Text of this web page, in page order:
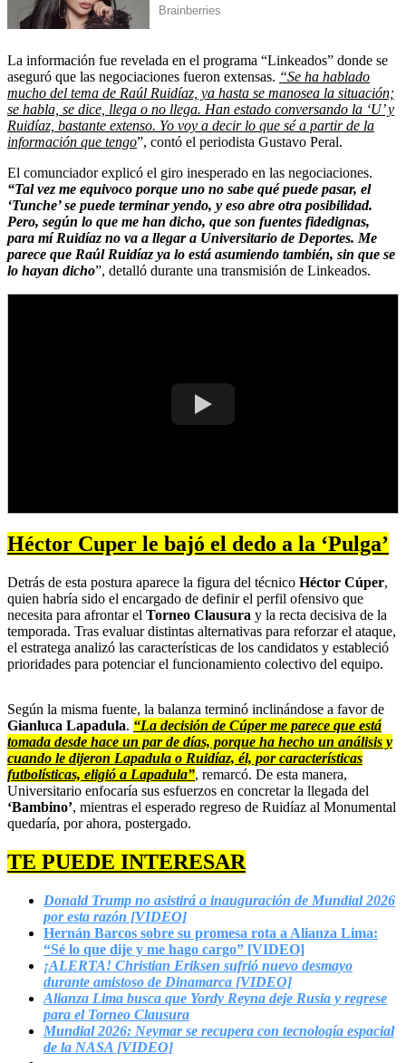
La información fue revelada en el programa “Linkeados” donde se
aseguró que las negociaciones fueron extensas. “Se ha hablado
mucho del tema de Raúl Ruidíaz, ya hasta se manosea la situación;
se habla, se dice, llega o no llega. Han estado conversando la ‘U’ y
Ruidíaz, bastante extenso. Yo voy a decir lo que sé a partir de la
información que tengo”, contó el periodista Gustavo Peral.
El comunciador explicó el giro inesperado en las negociaciones.
“Tal vez me equivoco porque uno no sabe qué puede pasar, el
‘Tunche’ se puede terminar yendo, y eso abre otra posibilidad.
Pero, según lo que me han dicho, que son fuentes fidedignas,
para mí Ruidíaz no va a llegar a Universitario de Deportes. Me
parece que Raúl Ruidíaz ya lo está asumiendo también, sin que se
lo hayan dicho”, detalló durante una transmisión de Linkeados.
Héctor Cuper le bajó el dedo a la ‘Pulga’
Detrás de esta postura aparece la figura del técnico Héctor Cúper,
quien habría sido el encargado de definir el perfil ofensivo que
necesita para afrontar el Torneo Clausura y la recta decisiva de la
temporada. Tras evaluar distintas alternativas para reforzar el ataque,
el estratega analizó las características de los candidatos y estableció
prioridades para potenciar el funcionamiento colectivo del equipo.
Según la misma fuente, la balanza terminó inclinándose a favor de
Gianluca Lapadula. “La decisión de Cúper me parece que está
tomada desde hace un par de días, porque ha hecho un análisis y
cuando le dijeron Lapadula o Ruidíaz, él, por características
futbolísticas, eligió a Lapadula”, remarcó. De esta manera,
Universitario enfocaría sus esfuerzos en concretar la llegada del
‘Bambino’, mientras el esperado regreso de Ruidíaz al Monumental
quedaría, por ahora, postergado.
TE PUEDE INTERESAR
Donald Trump no asistirá a inauguración de Mundial 2026
por esta razón [VIDEO]
Hernán Barcos sobre su promesa rota a Alianza Lima:
“Sé lo que dije y me hago cargo” [VIDEO]
¡ALERTA! Christian Eriksen sufrió nuevo desmayo
durante amistoso de Dinamarca [VIDEO]
Alianza Lima busca que Yordy Reyna deje Rusia y regrese
para el Torneo Clausura
Mundial 2026: Neymar se recupera con tecnología espacial
de la NASA [VIDEO]